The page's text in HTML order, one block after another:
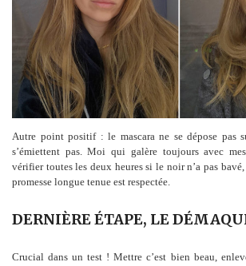
Autre point positif : le mascara ne se dépose pas
s’émiettent pas. Moi qui galère toujours avec
vérifier toutes les deux heures si le noir n’a pas
promesse longue tenue est respectée.
DERNIÈRE ÉTAPE, LE
Crucial dans un test ! Mettre c’est bien beau,